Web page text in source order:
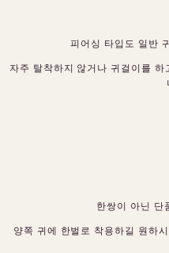
피어싱 타입도 일반
자주 탈착하지 않거나 귀걸이를
한쌍이 아닌 단
양쪽 귀에 한벌로 착용하길 원하